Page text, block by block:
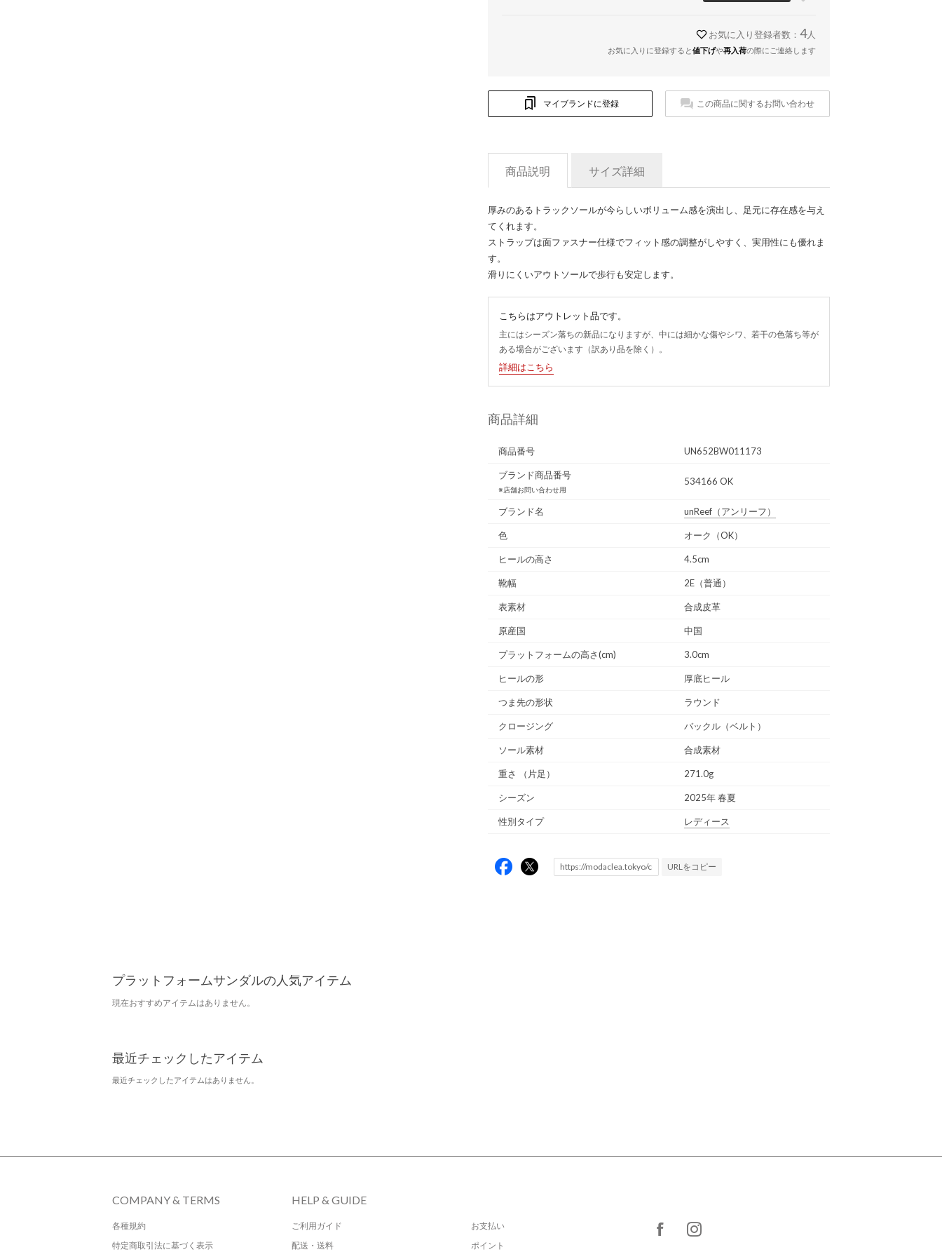
お気に入り登録者数： 4人
お気に入りに登録すると値下げや再入荷の際にご連絡します
マイブランドに登録 この商品に関するお問い合わせ
商品説明 サイズ詳細
厚みのあるトラックソールが今らしいボリューム感を演出し、足元に存在感を与え
てくれます。
ストラップは面ファスナー仕様でフィット感の調整がしやすく、実用性にも優れま
す。
滑りにくいアウトソールで歩行も安定します。
こちらはアウトレット品です。
主にはシーズン落ちの新品になりますが、中には細かな傷やシワ、若干の色落ち等が
ある場合がございます（訳あり品を除く）。
詳細はこちら
商品詳細
商品番号 UN652BW011173
ブランド商品番号
※店舗お問い合わせ用
534166 OK
ブランド名 unReef （アンリーフ）
色 オーク（OK）
ヒールの高さ 4.5cm
靴幅 2E（普通）
表素材 合成皮革
原産国 中国
プラットフォームの高さ(cm) 3.0cm
ヒールの形 厚底ヒール
つま先の形状 ラウンド
クロージング バックル（ベルト）
ソール素材 合成素材
重さ （片足） 271.0g
シーズン 2025年 春夏
性別タイプ レディース
URLをコピー
プラットフォームサンダルの人気アイテム
現在おすすめアイテムはありません。
最近チェックしたアイテム
最近チェックしたアイテムはありません。
COMPANY & TERMS
各種規約
特定商取引法に基づく表示
HELP & GUIDE
ご利用ガイド
配送・送料
お支払い
ポイント